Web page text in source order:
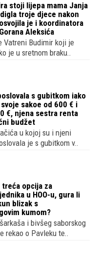
stoji lijepa mama Janja
troje djece nakon
je i koordinatora
Aleksića
Vatreni Budimir koji je
je u sretnom braku..
s gubitkom iako
sakoe od 600 € i
€, njena sestra renta
budžet
u kojoj su i njeni
je s gubitkom v..
treća opcija za
u HOO-u, gura li
blizak s
kumom?
i bivšeg saborskog
rekao o Pavleku te..